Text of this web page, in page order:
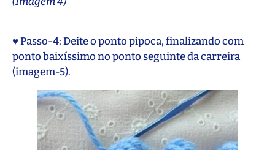
♥ Passo-4: Deite o ponto pipoca, finalizando com
ponto baixíssimo no ponto seguinte da carreira
(imagem-5).